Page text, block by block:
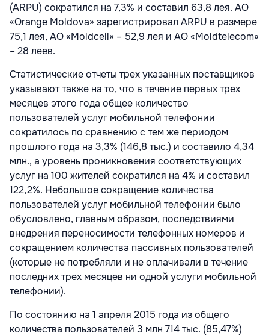
(ARPU) сократился на 7,3% и составил 63,8 лея. АО
«Orange Moldova» зарегистрировал ARPU в размере
75,1 лея, АО «Moldcell» – 52,9 лея и АО «Moldtelecom»
– 28 леев.
Статистические отчеты трех указанных поставщиков
указывают также на то, что в течение первых трех
месяцев этого года общее количество
пользователей услуг мобильной телефонии
сократилось по сравнению с тем же периодом
прошлого года на 3,3% (146,8 тыс.) и составило 4,34
млн., а уровень проникновения соответствующих
услуг на 100 жителей сократился на 4% и составил
122,2%. Небольшое сокращение количества
пользователей услуг мобильной телефонии было
обусловлено, главным образом, последствиями
внедрения переносимости телефонных номеров и
сокращением количества пассивных пользователей
(которые не потребляли и не оплачивали в течение
последних трех месяцев ни одной услуги мобильной
телефонии).
По состоянию на 1 апреля 2015 года из общего
количества пользователей 3 млн 714 тыс. (85,47%)